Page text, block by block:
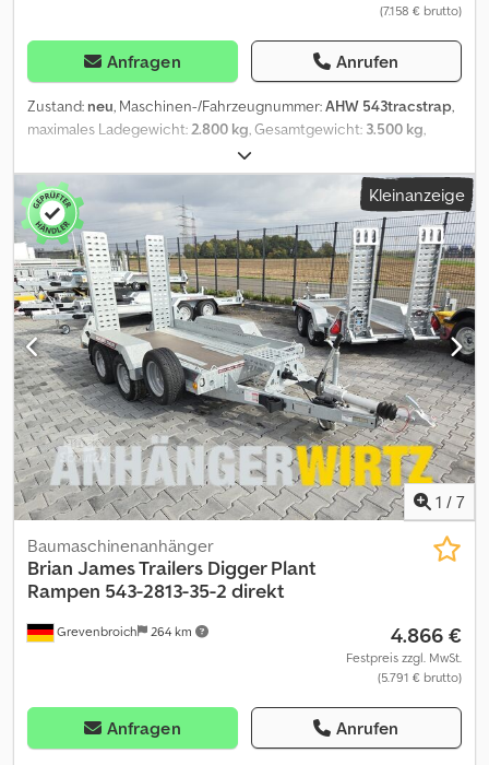
(7.158 € brutto)
Anfragen Anrufen
Zustand: neu, Maschinen-/Fahrzeugnummer:AHW 543tracstrap,
maximales Ladegewicht: 2.800 kg , Gesamtgewicht: 3.500 kg
, ANHÄNGERWIRTZ der Abholmarkt für Ihren neuen
Anhänger bietet starke Markenfabrikate! über 850 Neuanhänger
auf Lager über 130 gebrauchte Anhänger ständig im Angebot
unverbindliches Beispiel: solange der Vorrat reicht ! Codpfxszm
Tbxj Aqqeha Maschinentransporter Cargo Digger Plant 2
320x170x15cm 3500kg \Tandem Tieflader V Fahrgestell -
Auflaufgebremst - Bereifung 12" - Ladeflächenhöhe 38cm -
Stahlmulde verzinkt mit Lochstahlboden, DIN Zurrbügel -
Schaufelablage montiert - Auffahrrampen Stahl klappbar
verschiebbar, Reserverad, Stützrad..... \Gesamtbreite 222cm
Gesamtlänge 480cm \inkl. Reserverad \inkl. TracStrap
Ladungssicherung viele Varianten sofort verfügbar vereinbaren
Sie für die Abholung einen Termin! Verkauf telefonisch zu
unseren Öffnungszeiten Öffnungszeiten Verkauf: MO. - FR. oder
rund um die Uhr über unseren Onlineshop Inhalt und Bilder
unterliegen dem Urheberrecht - Logos Markenschutzversion
543-1320version28906 07/26 \
Kleinanzeige
1 / 7
Grevenbroich 264 km
Baumaschinenanhänger
Brian James Trailers Digger Plant
Rampen 543-2813-35-2 direkt
4.866 €
Festpreis zzgl. MwSt.
(5.791 € brutto)
Anfragen Anrufen